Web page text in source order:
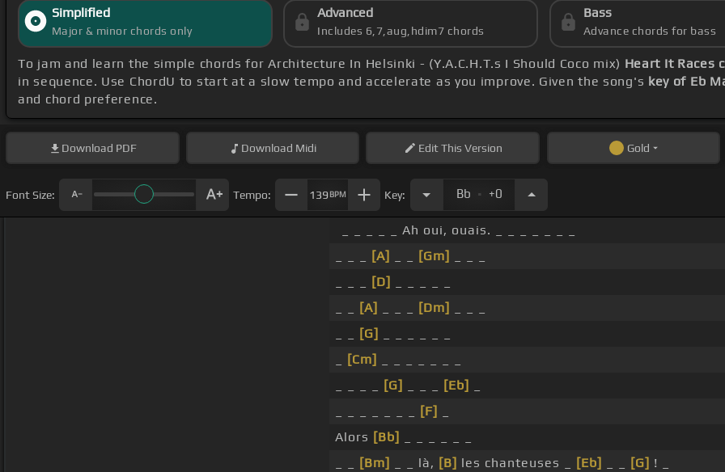
Simplified
Major & minor chords only
Advanced
Includes 6,7,aug,hdim7 chords
Bass
Advance chords for bass
To jam and learn the simple chords for Architecture In Helsinki - (Y.A.C.H.T.s I Should Coco mix) Heart It Races
in sequence. Use ChordU to start at a slow tempo and accelerate as you improve. Given the song's key of Eb
and chord preference.
Download PDF Download Midi EditThis Version Gold
Font Size: Tempo: 139 BPM Key: Bb . +0
_ _ _ _ _ Ah oui, ouais. _ _ _ _ _ _ _
[A] [Gm]
[D]
[A] [Dm]
[G]
[Cm]
[G] [Eb]
[F]
Alors [Bb]
[Bm] _ _ là, [B] les chanteuses _ [Eb] [G] ! _